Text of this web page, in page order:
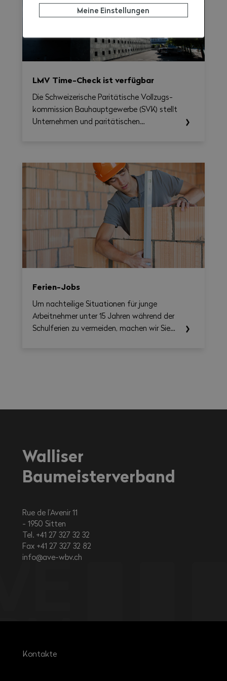
LMV Time-Check ist verfügbar
Die Schweizerische Paritätische Vollzugs­
kommission Bau­haupt­gewerbe (SVK) stellt
Unternehmen und paritätischen
Gesamtarbeitsvertrags 2026–2031
erleichtern soll. Damit lassen sich
Arbeitszeit, Überstunden, Reisezeit und
allfällige Zuschläge auf Wochenbasis
berechnen und gleichzeitig eine
übersichtliche, als PDF exportierbare
Zusammenfassung erstellen.
Ferien-Jobs
Um nachteilige Situationen für junge
Arbeitnehmer unter 15 Jahren während der
Schulferien zu vermeiden, machen wir Sie
Walliser
Baumeisterverband
Rue de l’Avenir 11
1950 Sitten
Tel. +41 27 327 32 32
Fax +41 27 327 32 82
info@ave-wbv.ch
Kontakte
Meine Einstellungen